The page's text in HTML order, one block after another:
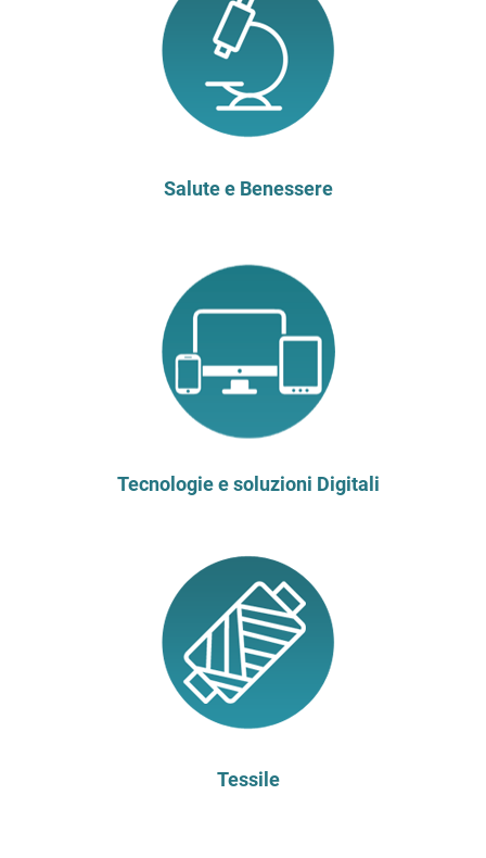
Salute e Benessere
Tecnologie e soluzioni Digitali
Tessile